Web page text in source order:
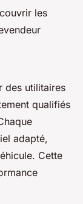
les
des utilitaires
qualifiés
adapté,
Cette